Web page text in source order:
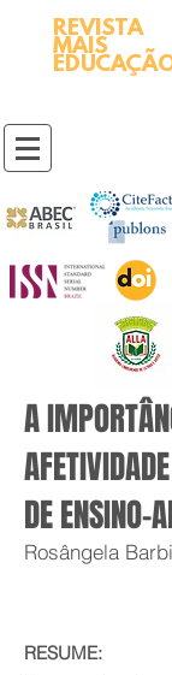
REVISTA
MAIS
A
DE ENSINO-
Rosângela
RESUME: